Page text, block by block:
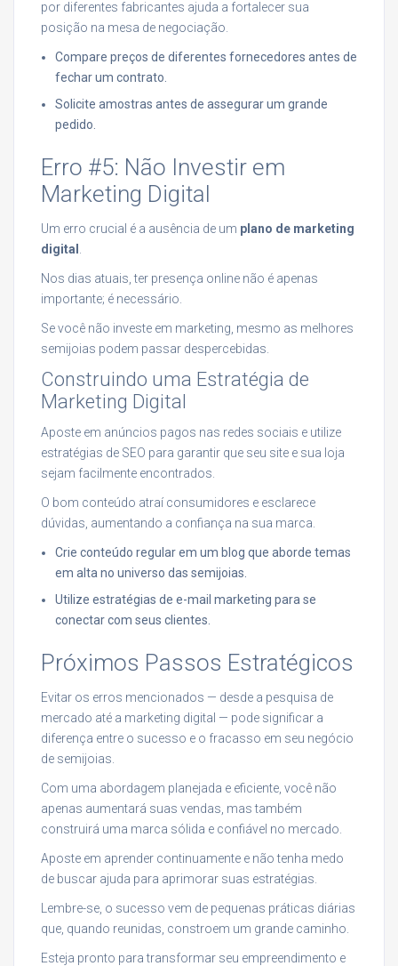
por diferentes fabricantes ajuda a fortalecer sua
posição na mesa de negociação.
Compare preços de diferentes fornecedores antes de
fechar um contrato.
Solicite amostras antes de assegurar um grande
pedido.
Erro #5: Não Investir em
Marketing Digital
Um erro crucial é a ausência de um plano de marketing
digital
Nos dias atuais, ter presença online não é apenas
importante; é necessário.
Se você não investe em marketing, mesmo as melhores
semijoias podem passar despercebidas.
Construindo uma Estratégia de
Marketing Digital
Aposte em anúncios pagos nas redes sociais e utilize
estratégias de SEO para garantir que seu site e sua loja
sejam facilmente encontrados.
O bom conteúdo atraí consumidores e esclarece
dúvidas, aumentando a confiança na sua marca.
Crie conteúdo regular em um blog que aborde temas
em alta no universo das semijoias.
Utilize estratégias de e-mail marketing para se
conectar com seus clientes.
Próximos Passos Estratégicos
Evitar os erros mencionados — desde a pesquisa de
mercado até a marketing digital — pode significar a
diferença entre o sucesso e o fracasso em seu negócio
de semijoias.
Com uma abordagem planejada e eficiente, você não
apenas aumentará suas vendas, mas também
construirá uma marca sólida e confiável no mercado.
Aposte em aprender continuamente e não tenha medo
de buscar ajuda para aprimorar suas estratégias.
Lembre-se, o sucesso vem de pequenas práticas diárias
que, quando reunidas, constroem um grande caminho.
Esteja pronto para transformar seu empreendimento e